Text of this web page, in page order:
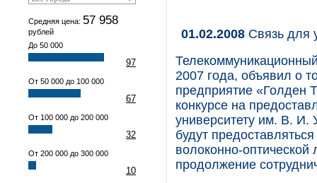
Средняя цена: 57 958
рублей
До 50 000
97
От 50 000 до 100 000
67
От 100 000 до 200 000
32
От 200 000 до 300 000
10
01.02.2008 Связь для
2007 года, объявил о
предприятие «Голден
конкурсе на
университету им. В. И.
будут
волоконно-оптической
продолжение